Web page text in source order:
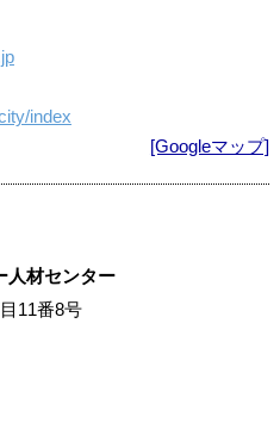
index
[Googleマップ]
材センター
目11番8号